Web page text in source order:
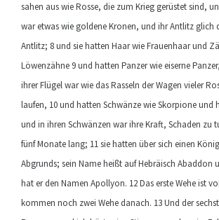
sahen aus wie Rosse, die zum Krieg gerüstet sind,
war etwas wie goldene Kronen, und ihr Antlitz glich
Antlitz; 8 und sie hatten Haar wie Frauenhaar und
Löwenzähne 9 und hatten Panzer wie eiserne
ihrer Flügel war wie das Rasseln der Wagen vieler
laufen, 10 und hatten Schwänze wie Skorpione und
und in ihren Schwänzen war ihre Kraft, Schaden zu
fünf Monate lang; 11 sie hatten über sich einen
Abgrunds; sein Name heißt auf Hebräisch Abaddon
hat er den Namen Apollyon. 12 Das erste Wehe ist
kommen noch zwei Wehe danach. 13 Und der